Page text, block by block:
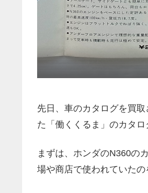
先日、車のカタログを買
た「働くくるま」のカタロ
まずは、ホンダのN360の
場や商店で使われていたの